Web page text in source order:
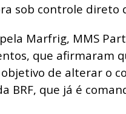
sob controle direto
Marfrig, MMS
que afirmaram
de alterar o
BRF, que já é